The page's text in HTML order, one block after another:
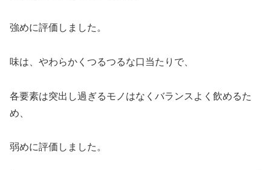
強めに評価しました。
味は、やわらかくつるつるな口当たりで、
各要素は突出し過ぎるモノはなくバランスよく飲めるた
め、
弱めに評価しました。